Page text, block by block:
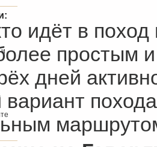
идёт в
простым
дней